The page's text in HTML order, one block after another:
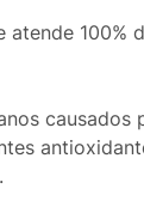
100%
causados